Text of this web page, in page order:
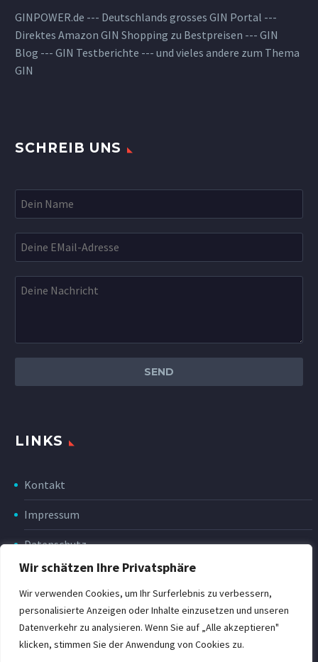
Wir schätzen Ihre Privatsphäre
Wir verwenden Cookies, um Ihr Surferlebnis zu verbessern,
personalisierte Anzeigen oder Inhalte einzusetzen und unseren
Datenverkehr zu analysieren. Wenn Sie auf „Alle akzeptieren"
klicken, stimmen Sie der Anwendung von Cookies zu.
GINPOWER.de --- Deutschlands grosses GIN Portal ---
Direktes Amazon GIN Shopping zu Bestpreisen --- GIN
Blog --- GIN Testberichte --- und vieles andere zum Thema
GIN
SCHREIB UNS
LINKS
Kontakt
Impressum
Datenschutz
Disclaimer
Rückgabe & Erstattung
POWER Shop v3